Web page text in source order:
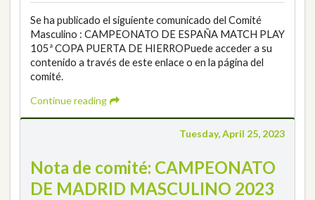
Se ha publicado el siguiente comunicado del Comité
Masculino : CAMPEONATO DE ESPAÑA MATCH PLAY
105ª COPA PUERTA DE HIERROPuede acceder a su
contenido a través de este enlace o en la página del
comité.
Continue reading
Tuesday, April 25, 2023
Nota de comité: CAMPEONATO
DE MADRID MASCULINO 2023